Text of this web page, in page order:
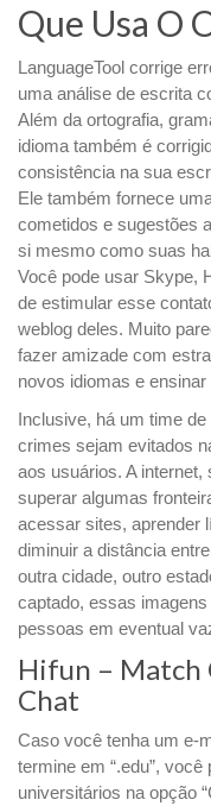
Que Usa O
LanguageTool corrige
uma análise de escrita
Além da ortografia,
idioma também é
consistência na sua
Ele também fornece
cometidos e sugestões
si mesmo como suas
Você pode usar Skype,
de estimular esse
weblog deles. Muito
fazer amizade com
novos idiomas e
Inclusive, há um time
crimes sejam evitados
aos usuários. A
superar algumas
acessar sites, aprender
diminuir a distância
outra cidade, outro
captado, essas
pessoas em eventual
Hifun – Match
Chat
Caso você tenha um e-
termine em “.edu”,
universitários na opção